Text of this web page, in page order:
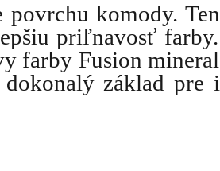
povrchu komody.
priľnavosť
farby Fusion
základ pre